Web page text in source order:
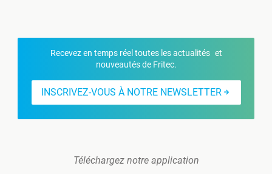
Recevez en temps réel toutes les actualités et
nouveautés de Fritec.
INSCRIVEZ-VOUS À NOTRE NEWSLETTER
Téléchargez notre application